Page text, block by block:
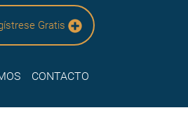
Gratis
CONTACTO